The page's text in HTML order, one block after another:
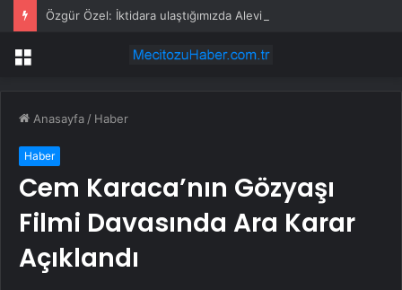
Menü
Anasayfa / Haber
Haber
Cem Karaca’nın Gözyaşı
Filmi Davasında Ara Karar
Açıklandı